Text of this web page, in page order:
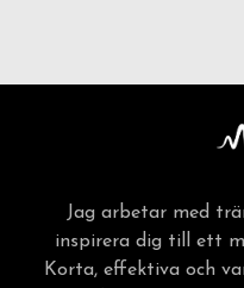
Jag arbetar med
inspirera dig till ett
Korta, effektiva och